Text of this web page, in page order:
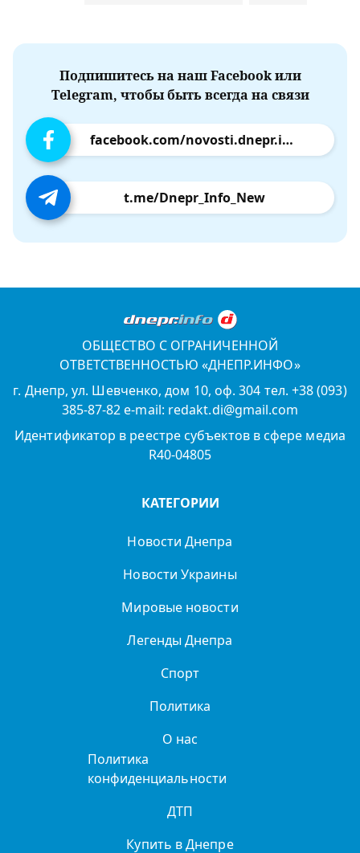
Подпишитесь на наш Facebook или
Telegram, чтобы быть всегда на связи
facebook.com/novosti.dnepr.info
t.me/Dnepr_Info_New
ОБЩЕСТВО С ОГРАНИЧЕННОЙ
ОТВЕТСТВЕННОСТЬЮ «ДНЕПР.ИНФО»
г. Днепр, ул. Шевченко, дом 10, оф. 304 тел. +38 (093)
385-87-82 e-mail: redakt.di@gmail.com
Идентификатор в реестре субъектов в сфере медиа
R40-04805
КАТЕГОРИИ
Новости Днепра
Новости Украины
Мировые новости
Легенды Днепра
Спорт
Политика
О нас
Политика
конфиденциальности
ДТП
Купить в Днепре